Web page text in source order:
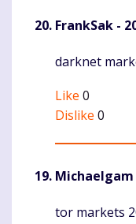
FrankSak -
Komentaras
darknet
Like 0
Dislike 0
Michaelgam
Komentaras
tor markets